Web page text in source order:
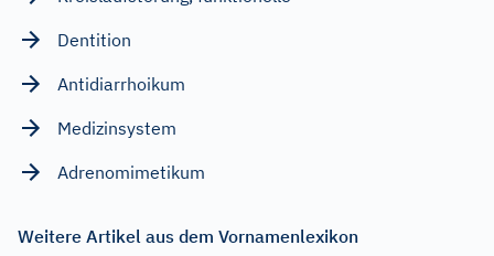
Dentition
Antidiarrhoikum
Medizinsystem
Adrenomimetikum
Weitere Artikel aus dem Vornamenlexikon